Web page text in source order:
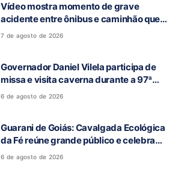
Vídeo mostra momento de grave
acidente entre ônibus e caminhão que
deixou cinco mortos na GO-010, em
7 de agosto de 2026
Governador Daniel Vilela participa de
missa e visita caverna durante a 97ª
Romaria do Bom Jesus da Lapa de Terra
6 de agosto de 2026
Guarani de Goiás: Cavalgada Ecológica
da Fé reúne grande público e celebra
tradição religiosa
6 de agosto de 2026